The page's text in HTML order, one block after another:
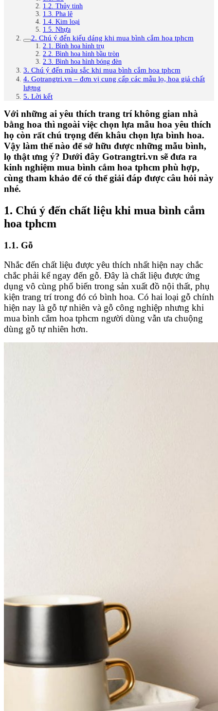
1.2. Thủy tinh
1.3. Pha lê
1.4. Kim loại
1.5. Nhựa
2. Chú ý đến kiểu dáng khi mua bình cắm hoa tphcm
2.1. Bình hoa hình trụ
2.2. Bình hoa hình bầu tròn
2.3. Bình hoa hình bóng đèn
3. Chú ý đến màu sắc khi mua bình cắm hoa tphcm
4. Gotrangtri.vn – đơn vị cung cấp các mẫu lọ, hoa giả chất
lượng
5. Lời kết
Với những ai yêu thích trang trí không gian nhà
bằng hoa thì ngoài việc chọn lựa mẫu hoa yêu thích
họ còn rất chú trọng đến khâu chọn lựa bình hoa.
Vậy làm thế nào để sở hữu được những mẫu bình,
lọ thật ưng ý? Dưới đây Gotrangtri.vn sẽ đưa ra
kinh nghiệm mua bình cắm hoa tphcm phù hợp,
cùng tham khảo để có thể giải đáp được câu hỏi này
nhé.
1. Chú ý đến chất liệu khi mua bình cắm
hoa tphcm
1.1. Gỗ
Nhắc đến chất liệu được yêu thích nhất hiện nay chắc
chắc phải kể ngay đến gỗ. Đây là chất liệu được ứng
dụng vô cùng phổ biến trong sản xuất đồ nội thất, phụ
kiện trang trí trong đó có bình hoa. Có hai loại gỗ chính
hiện nay là gỗ tự nhiên và gỗ công nghiệp nhưng khi
mua bình cắm hoa tphcm người dùng vẫn ưa chuộng
dùng gỗ tự nhiên hơn.